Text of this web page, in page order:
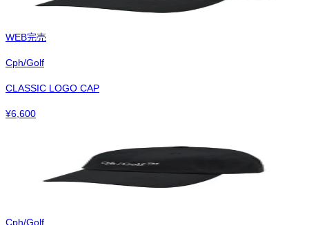
WEB完売
Cph/Golf
CLASSIC LOGO CAP
¥6,600
Cph/Golf